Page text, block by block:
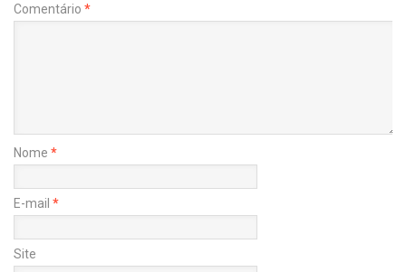
Comentário *
Nome *
E-mail *
Site